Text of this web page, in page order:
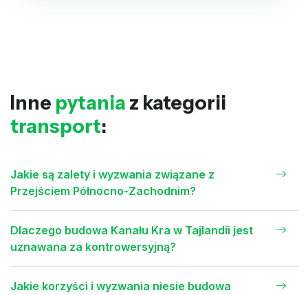
Inne pytania z kategorii
transport:
Jakie są zalety i wyzwania związane z
Przejściem Północno-Zachodnim?
Dlaczego budowa Kanału Kra w Tajlandii jest
uznawana za kontrowersyjną?
Jakie korzyści i wyzwania niesie budowa